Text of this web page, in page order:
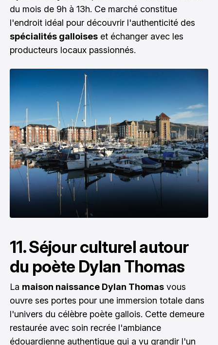
du mois de 9h à 13h. Ce marché constitue
l'endroit idéal pour découvrir l'authenticité des
spécialités galloises et échanger avec les
producteurs locaux passionnés.
11. Séjour culturel autour
du poète Dylan Thomas
La maison naissance Dylan Thomas vous
ouvre ses portes pour une immersion totale dans
l'univers du célèbre poète gallois. Cette demeure
restaurée avec soin recrée l'ambiance
édouardienne authentique qui a vu grandir l'un